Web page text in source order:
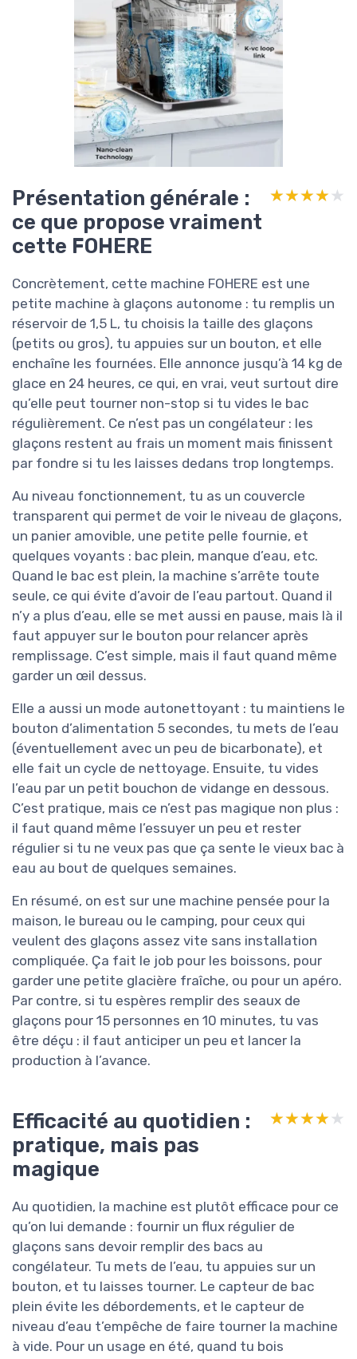
Présentation générale :
ce que propose vraiment
cette FOHERE
★★★★★
★★★★★
Concrètement, cette machine FOHERE est une
petite machine à glaçons autonome : tu remplis un
réservoir de 1,5 L, tu choisis la taille des glaçons
(petits ou gros), tu appuies sur un bouton, et elle
enchaîne les fournées. Elle annonce jusqu’à 14 kg de
glace en 24 heures, ce qui, en vrai, veut surtout dire
qu’elle peut tourner non-stop si tu vides le bac
régulièrement. Ce n’est pas un congélateur : les
glaçons restent au frais un moment mais finissent
par fondre si tu les laisses dedans trop longtemps.
Au niveau fonctionnement, tu as un couvercle
transparent qui permet de voir le niveau de glaçons,
un panier amovible, une petite pelle fournie, et
quelques voyants : bac plein, manque d’eau, etc.
Quand le bac est plein, la machine s’arrête toute
seule, ce qui évite d’avoir de l’eau partout. Quand il
n’y a plus d’eau, elle se met aussi en pause, mais là il
faut appuyer sur le bouton pour relancer après
remplissage. C’est simple, mais il faut quand même
garder un œil dessus.
Elle a aussi un mode autonettoyant : tu maintiens le
bouton d’alimentation 5 secondes, tu mets de l’eau
(éventuellement avec un peu de bicarbonate), et
elle fait un cycle de nettoyage. Ensuite, tu vides
l’eau par un petit bouchon de vidange en dessous.
C’est pratique, mais ce n’est pas magique non plus :
il faut quand même l’essuyer un peu et rester
régulier si tu ne veux pas que ça sente le vieux bac à
eau au bout de quelques semaines.
En résumé, on est sur une machine pensée pour la
maison, le bureau ou le camping, pour ceux qui
veulent des glaçons assez vite sans installation
compliquée. Ça fait le job pour les boissons, pour
garder une petite glacière fraîche, ou pour un apéro.
Par contre, si tu espères remplir des seaux de
glaçons pour 15 personnes en 10 minutes, tu vas
être déçu : il faut anticiper un peu et lancer la
production à l’avance.
Efficacité au quotidien :
pratique, mais pas
magique
★★★★★
★★★★★
Au quotidien, la machine est plutôt efficace pour ce
qu’on lui demande : fournir un flux régulier de
glaçons sans devoir remplir des bacs au
congélateur. Tu mets de l’eau, tu appuies sur un
bouton, et tu laisses tourner. Le capteur de bac
plein évite les débordements, et le capteur de
niveau d’eau t’empêche de faire tourner la machine
à vide. Pour un usage en été, quand tu bois